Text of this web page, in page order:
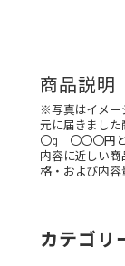
商品説明
※写真はイメー
元に届きまし
〇g 〇〇〇円と
内容に近しい
格・および内容
カテゴリ